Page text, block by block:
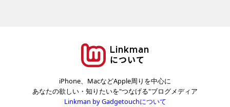
Linkman
について
iPhone、MacなどApple周りを中心に
あなたの欲しい・知りたいを"つなげる"ブログメディア
Linkman by Gadgetouchについて